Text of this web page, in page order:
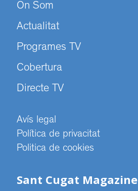
On Som
Actualitat
Programes TV
Cobertura
Directe TV
Avís legal
Política de privacitat
Politica de cookies
Sant Cugat Magazine